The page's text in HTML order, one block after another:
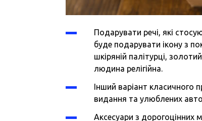
Подарувати речі, які
буде подарувати ікону з
шкіряній палітурці,
людина релігійна.
Інший варіант класичного
видання та улюблених
Аксесуари з дорогоцінних